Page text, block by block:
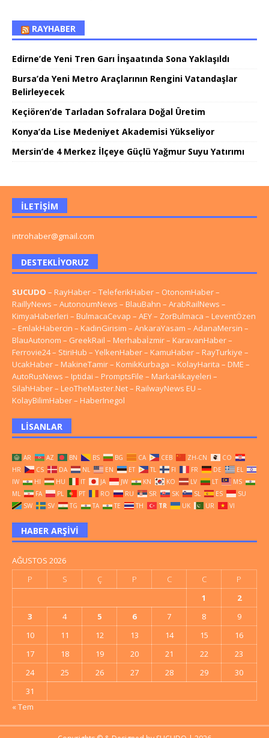
RAYHABER
Edirne’de Yeni Tren Garı İnşaatında Sona Yaklaşıldı
Bursa’da Yeni Metro Araçlarının Rengini Vatandaşlar
Belirleyecek
Keçiören’de Tarladan Sofralara Doğal Üretim
Konya’da Lise Medeniyet Akademisi Yükseliyor
Mersin’de 4 Merkez İlçeye Güçlü Yağmur Suyu Yatırımı
İLETIŞIM
introhaber@gmail.com
DESTEKLIYORUZ
SUCUDO – RayHaber– TeleferikHaber– OtonomHaber–
RaillyNews – AutonoumNews – BlauBahn – ArabRailNews –
KimyaHaberleri – BulmacaCevap – AEY– ZorBulmaca – LeventÖzen
– EmlakHabercin – KadinGirisim – AnkaraYasam – AdanaMersin –
BlauAutonom – GreekRail – Merhabaİzmir– KaravanHaber–
Ferrovie24– StiriHub – YelkenHaber– KamuHaber– RayTurkiye –
UcakHaber– MakineTamir– KomikKurbaga – KolayHarita – DME –
AutoRusNews – Iptidai – PromptsFile – MarkaHikayeleri –
SilahHaber– LeoTheMaster.Net– RailwayNews EU –
KolayBilimHaber– HaberInegol
LISANLAR
AR AZ BN BS BG CA CEB ZH-CN
CO
HR
CS DA NL EN ET TL FI FR DE
EL
IW
HI HU IT JA JW KN KO LV LT
MS
ML
FA PL PT RO RU SR SK SL ES
SU
SW
SV TG TA TE TH TR UK UR VI
HABER ARŞIVI
AĞUSTOS 2026
P
S Ç P C C
P
1
2
3
4 5 6 7 8
9
10
11 12 13 14 15
16
17
18 19 20 21 22
23
24
25 26 27 28 29
30
31
« Tem